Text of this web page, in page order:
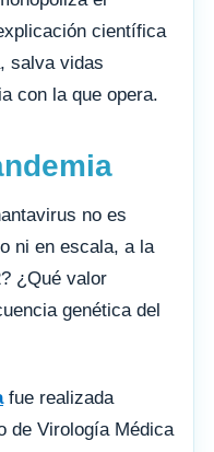
científica
salva vidas
con la que opera.
no es
ni en escala, a la
¿Qué valor
genética del
fue realizada
de Virología Médica